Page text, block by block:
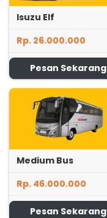
Isuzu Elf
Rp. 26.000.000
Pesan Sekarang
Medium Bus
Rp. 46.000.000
Pesan Sekarang